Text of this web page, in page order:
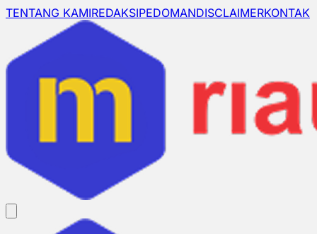
TENTANG KAMIREDAKSIPEDOMANDISCLAIMERKONTAK